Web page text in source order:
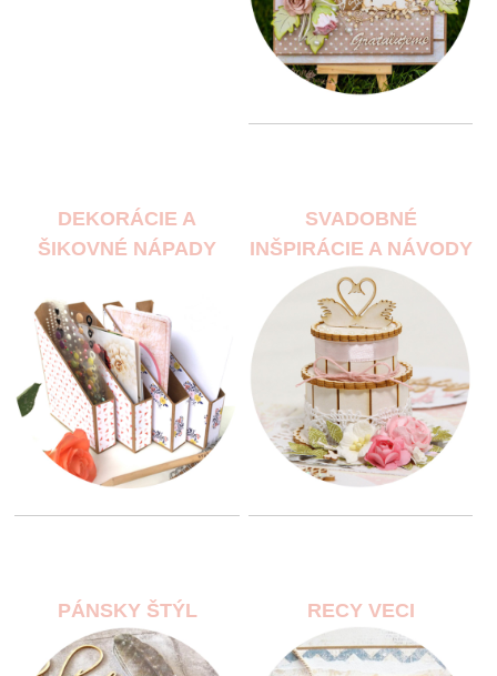
DEKORÁCIE A
ŠIKOVNÉ NÁPADY
SVADOBNÉ
INŠPIRÁCIE A NÁVODY
PÁNSKY ŠTÝL RECY VECI